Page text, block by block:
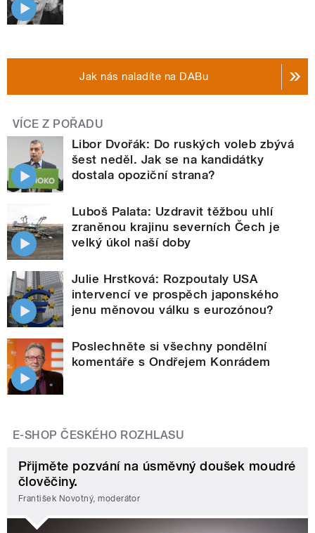
Jak nás naladíte na DABu
VÍCE Z POŘADU
Libor Dvořák: Do ruských voleb zbývá
šest neděl. Jak se na kandidátky
dostala opoziční strana?
Luboš Palata: Uzdravit těžbou uhlí
zraněnou krajinu severních Čech je
velký úkol naší doby
Julie Hrstková: Rozpoutaly USA
intervencí ve prospěch japonského
jenu měnovou válku s eurozónou?
Poslechněte si všechny pondělní
komentáře s Ondřejem Konrádem
E-SHOP ČESKÉHO ROZHLASU
Přijměte pozvání na úsměvný doušek moudré
člověčiny.
František Novotný, moderátor